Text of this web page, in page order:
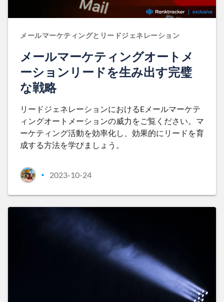
メールマーケティングとリードジェネレーション
メールマーケティングオートメ
ーションリードを生み出す完璧
な戦略
リードジェネレーションにおけるEメールマーケテ
ィングオートメーションの威力をご覧ください。マ
ーケティング活動を効率化し、効果的にリードを育
成する方法を学びましょう。
• 2023-10-24